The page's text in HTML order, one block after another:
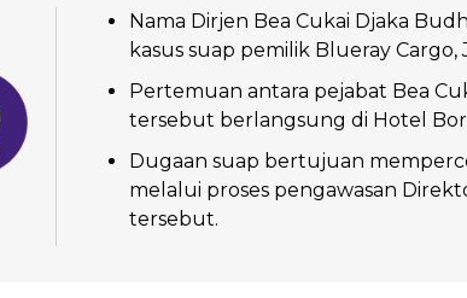
Nama Dirjen Bea Cukai Djaka
kasus suap pemilik Blueray Cargo,
Pertemuan antara pejabat Bea
tersebut berlangsung di Hotel
Dugaan suap bertujuan
melalui proses pengawasan
tersebut.